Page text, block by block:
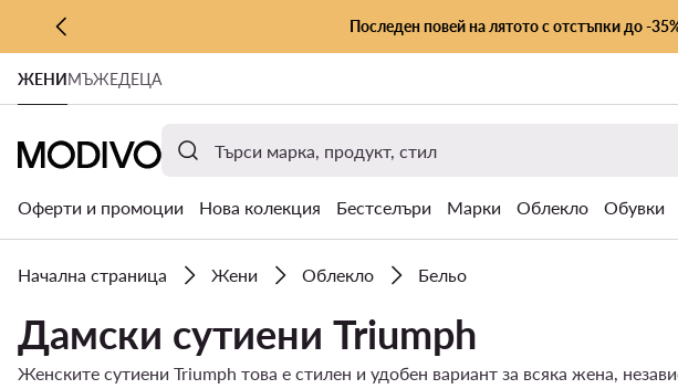
КЪМ ОСНОВНОТО СЪДЪРЖАНИЕ
КЪМ ТЪРСЕНЕ
Последен повей на лятото с отстъпки до -
ЖЕНИМЪЖЕДЕЦА
Оферти и промоции Нова колекция Бестселъри Марки Облекло Обувки
Начална страница Жени Облекло Бельо
Дамски сутиени Triumph
Женските сутиени Triumph това е стилен и удобен вариант за всяка жена,